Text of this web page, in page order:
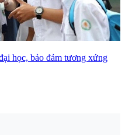
học, bảo đảm tương xứng